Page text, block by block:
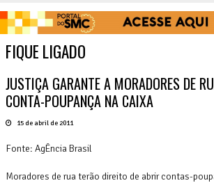
FIQUE LIGADO
JUSTIÇA GARANTE A MORADORES DE
CONTA-POUPANÇA NA CAIXA
15 de abril de 2011
Fonte: AgÊncia Brasil
Moradores de rua terão direito de abrir contas-